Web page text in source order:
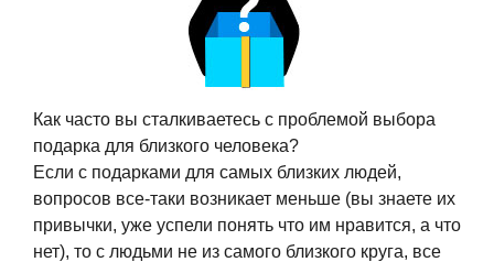
Как часто вы сталкиваетесь с проблемой выбора
подарка для близкого человека?
Если с подарками для самых близких людей,
вопросов все-таки возникает меньше (вы знаете их
привычки, уже успели понять что им нравится, а что
нет), то с людьми не из самого близкого круга, все